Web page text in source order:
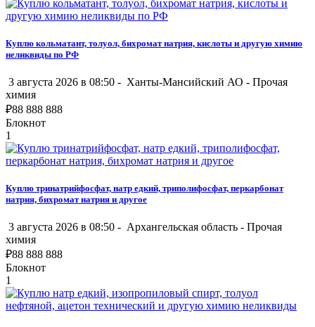
Куплю кольматант, толуол, бихромат натрия, кислоты и другую химию
неликвиды по РФ
3 августа 2026 в 08:50 - Ханты-Мансийский АО - Прочая
химия
₽88 888 888
Блокнот
1
Куплю тринатрийфосфат, натр едкий, триполифосфат, перкарбонат
натрия, бихромат натрия и другое
3 августа 2026 в 08:50 - Архангельская область - Прочая
химия
₽88 888 888
Блокнот
1